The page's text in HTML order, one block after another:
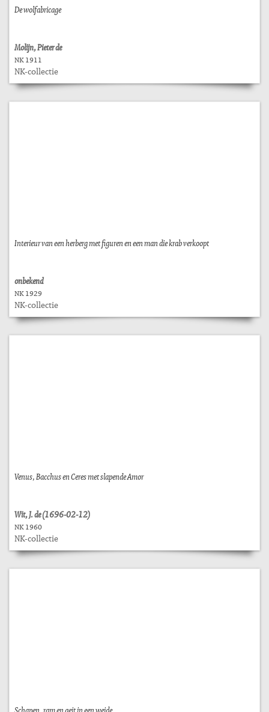
De wolfabricage
Molijn, Pieter de
NK 1911
NK-collectie
Interieur van een herberg met figuren en een man die krab verkoopt
onbekend
NK 1929
NK-collectie
Venus, Bacchus en Ceres met slapende Amor
Wit, J. de (1696-02-12)
NK 1960
NK-collectie